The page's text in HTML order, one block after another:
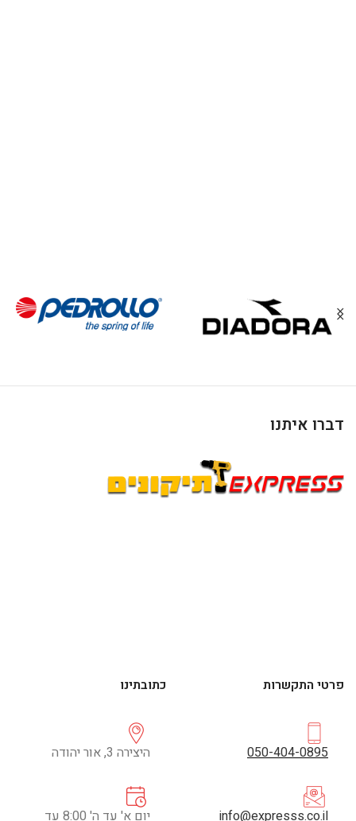
דברו איתנו
פרטי התקשרות
050-404-0895
info@expresss.co.il
כתובתינו
היצירה 3, אור יהודה
יום א' עד ה' 8:00 עד